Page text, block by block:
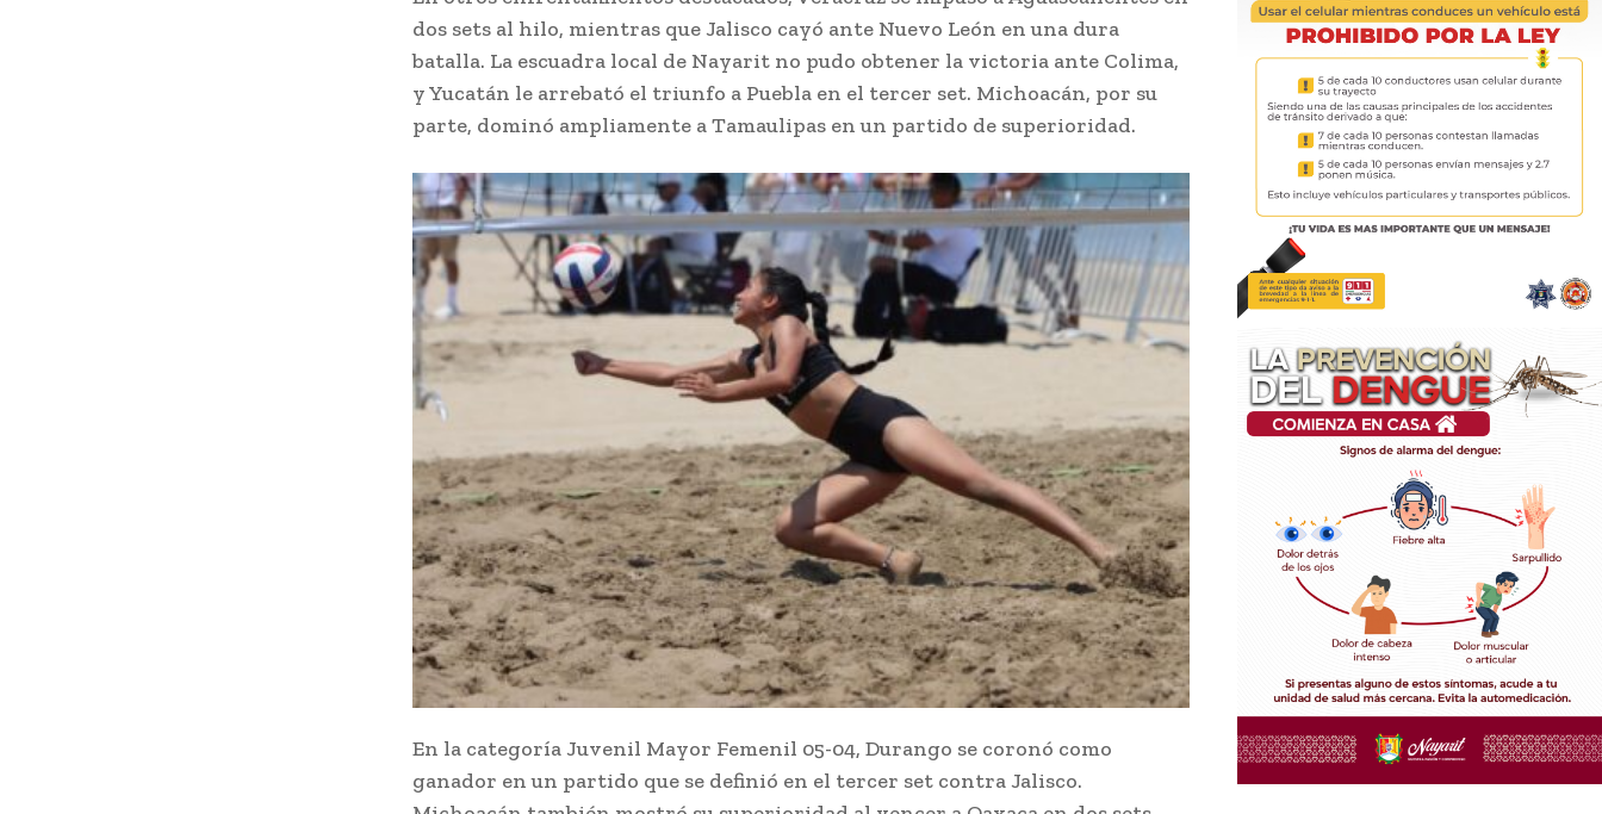
dos sets al hilo, mientras que Jalisco cayó ante Nuevo León en una dura
batalla. La escuadra local de Nayarit no pudo obtener la victoria ante Colima,
y Yucatán le arrebató el triunfo a Puebla en el tercer set. Michoacán, por su
parte, dominó ampliamente a Tamaulipas en un partido de superioridad.
En la categoría Juvenil Mayor Femenil 05-04, Durango se coronó como
ganador en un partido que se definió en el tercer set contra Jalisco.